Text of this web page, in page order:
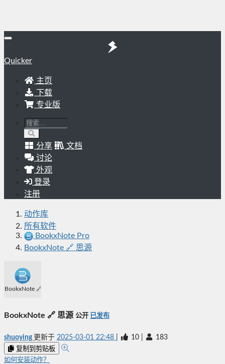
Quicker
主页
下载
专业版
分享
文档
讨论
外观
登录
注册
动作库
所有软件
BookxNote Pro
BookxNote 🔗 思源
BookxNote 🔗 思源
BookxNote 🔗 思源 公开 已发布
shuoying 更新于 2025-03-01 22:48 10 183
复制到剪贴板
如何安装动作？